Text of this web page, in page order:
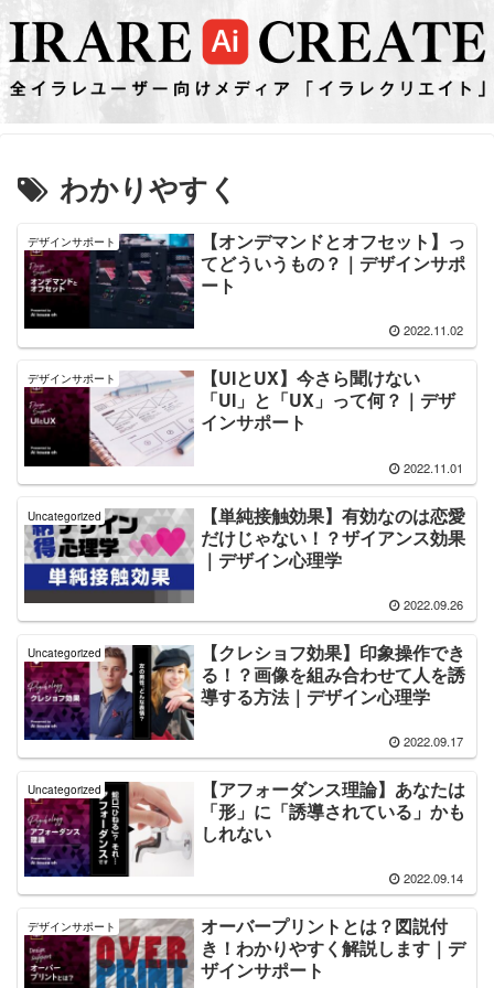
わかりやすく
デザインサポート
【オンデマンドとオフセット】っ
てどういうもの？｜デザインサポ
ート
2022.11.02
デザインサポート
【UIとUX】今さら聞けない
「UI」と「UX」って何？｜デザ
インサポート
2022.11.01
Uncategorized
【単純接触効果】有効なのは恋愛
だけじゃない！？ザイアンス効果
｜デザイン心理学
2022.09.26
Uncategorized
【クレショフ効果】印象操作でき
る！？画像を組み合わせて人を誘
導する方法｜デザイン心理学
2022.09.17
Uncategorized
【アフォーダンス理論】あなたは
「形」に「誘導されている」かも
しれない
2022.09.14
デザインサポート
オーバープリントとは？図説付
き！わかりやすく解説します｜デ
ザインサポート